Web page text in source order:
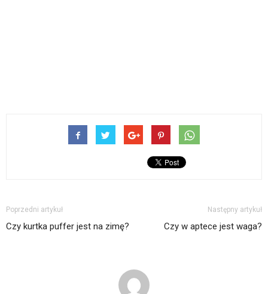
Poprzedni artykuł
Czy kurtka puffer jest na zimę?
Następny artykuł
Czy w aptece jest waga?